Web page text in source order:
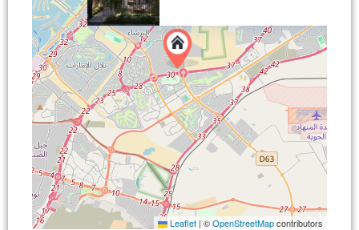
Leaflet | ©OpenStreetMapcontributors